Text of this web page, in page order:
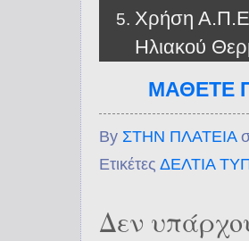
Χρήση Α.Π.Ε
Ηλιακού
ΜΑΘΕΤΕ
By ΣΤΗΝ ΠΛΑΤΕΙΑ
Ετικέτες ΔΕΛΤΙΑ
Δεν